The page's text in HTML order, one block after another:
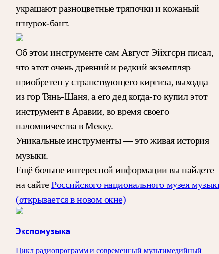
украшают разноцветные тряпочки и кожаный
шнурок-бант.
Об этом инструменте сам Август Эйхгорн писал,
что этот очень древний и редкий экземпляр
приобретен у странствующего киргиза, выходца
из гор Тянь-Шаня, а его дед когда-то купил этот
инструмент в Аравии, во время своего
паломничества в Мекку.
Уникальные инструменты — это живая история
музыки.
Ещё больше интересной информации вы найдете
на сайтеРоссийского национального музея
(открывается в новом окне)
Экспомузыка
Цикл радиопрограмм и современный мультимедийный